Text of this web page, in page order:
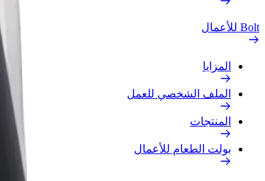
Bolt للأعمال
المزايا
الملف الشخصي للعمل
المنتجات
بولت الطعام للأعمال